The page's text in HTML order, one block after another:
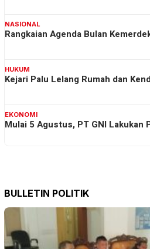
NASIONAL
Rangkaian Agenda Bulan
HUKUM
Kejari Palu Lelang Rumah dan
EKONOMI
Mulai 5 Agustus, PT GNI Lakukan
BULLETIN POLITIK